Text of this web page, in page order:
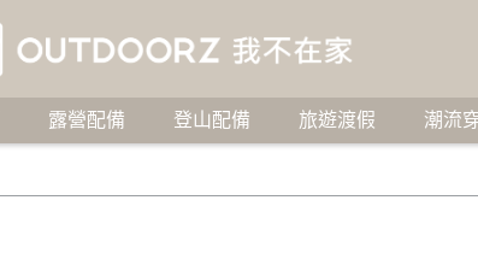
露營配備 登山配備 旅遊渡假 潮流